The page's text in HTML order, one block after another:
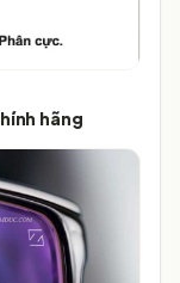
hãng